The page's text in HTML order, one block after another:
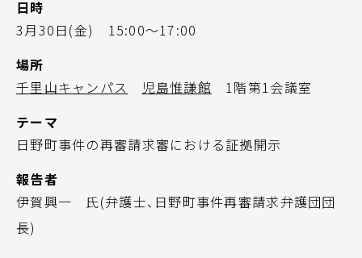
日時
3月30日(金) 15:00～17:00
場所
千里山キャンパス
児島惟謙館 1階第1会議室
テーマ
日野町事件の再審請求審における証拠開示
報告者
伊賀興一 氏(弁護士、日野町事件再審請求弁護団団
長)